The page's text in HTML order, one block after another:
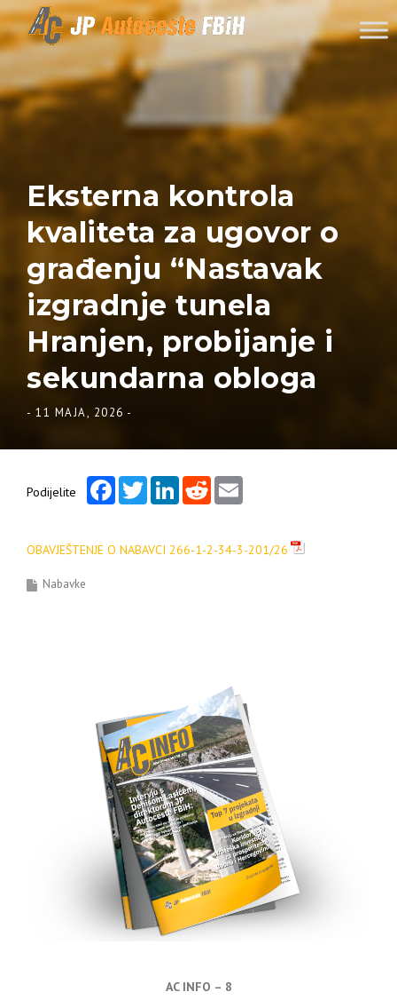
Skip to content
Eksterna kontrola
kvaliteta za ugovor o
građenju “Nastavak
izgradnje tunela
Hranjen, probijanje i
sekundarna obloga
- 11 MAJA, 2026 -
Podijelite
FacebookTwitterLinkedInReddit
OBAVJEŠTENJE O NABAVCI 266-1-2-34-3-201/26
Nabavke
AC INFO – 8